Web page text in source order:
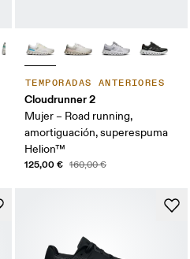
TEMPORADAS ANTERIORES
Cloudrunner 2
Mujer – Road running,
amortiguación, superespuma
Helion™
125,00 € 160,00 €